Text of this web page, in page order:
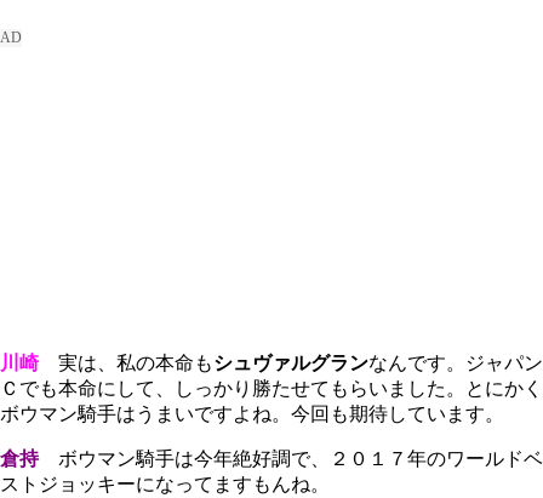
川崎実は、私の本命もシュヴァルグランなんです。ジャパン
Ｃでも本命にして、しっかり勝たせてもらいました。とにかく
ボウマン騎手はうまいですよね。今回も期待しています。
倉持ボウマン騎手は今年絶好調で、２０１７年のワールドベ
ストジョッキーになってますもんね。